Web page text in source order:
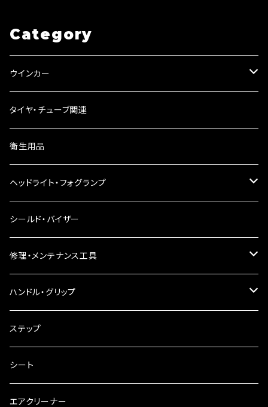
Category
ウインカー
ウインカーリレー
ウインカーレンズ
LEDウインカー
電球型ウインカー
バードゲージウインカー
ウインカークランプ
タイヤ・チューブ関連
衛生用品
ヘッドライト・フォグランプ
ヘッドライト
フォグランプ
配線・リレー
シールド・バイザー
修理・メンテナンス工具
インテークマニホールド
電装・配線・キボシ等
キャブレター
チェーン
ハンドル・グリップ
グリップ
バーハン
ハンドルパーツ
ステップ
シート
エアクリーナー